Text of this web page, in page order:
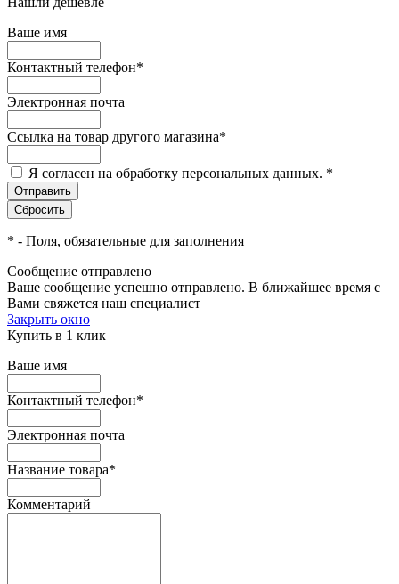
Ваше имя
Контактный телефон*
Электронная почта
Ссылка на товар другого магазина*
Я согласен на обработку персональных данных. *
* - Поля, обязательные для заполнения
Сообщение отправлено
Ваше сообщение успешно отправлено. В ближайшее время с
Вами свяжется наш специалист
Закрыть окно
Купить в 1 клик
Ваше имя
Контактный телефон*
Электронная почта
Название товара*
Комментарий